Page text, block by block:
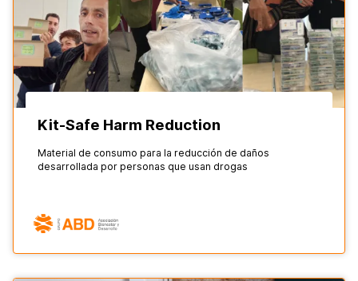
Kit-Safe Harm Reduction
Material de consumo para la reducción de daños
desarrollada por personas que usan drogas